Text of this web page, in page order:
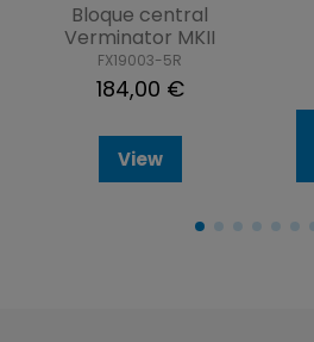
Bloque central
Verminator MKII
FX19003-5R
184,00 €
View